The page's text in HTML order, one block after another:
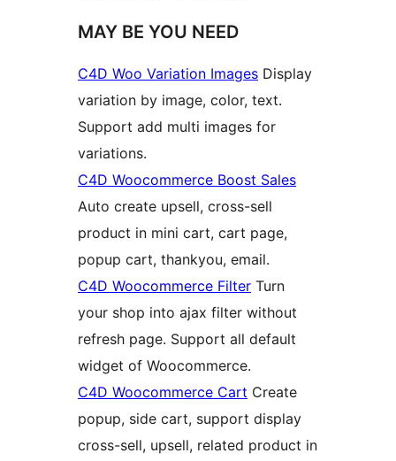
MAY BE YOU NEED
C4D Woo Variation Images Display
variation by image, color, text.
Support add multi images for
variations.
C4D Woocommerce Boost Sales
Auto create upsell, cross-sell
product in mini cart, cart page,
popup cart, thankyou, email.
C4D Woocommerce Filter Turn
your shop into ajax filter without
refresh page. Support all default
widget of Woocommerce.
C4D Woocommerce Cart Create
popup, side cart, support display
cross-sell, upsell, related product in